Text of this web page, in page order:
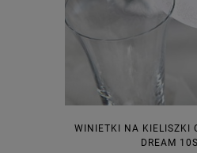
WINIETKI NA KIELISZKI
DREAM